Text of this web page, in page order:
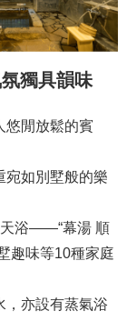
獨具韻味
悠閒放鬆的賓
宛如別墅般的樂
天浴——“幕湯 順
趣味等10種家庭
，亦設有蒸氣浴